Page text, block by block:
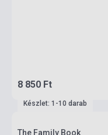
8 850 Ft
Készlet: 1-10 darab
The Family Book